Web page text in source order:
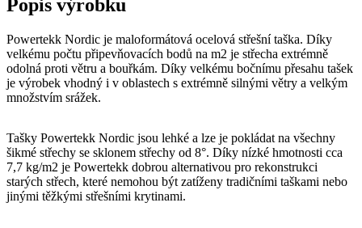
Popis výrobku
Powertekk Nordic je maloformátová ocelová střešní taška. Díky
velkému počtu připevňovacích bodů na m2 je střecha extrémně
odolná proti větru a bouřkám. Díky velkému bočnímu přesahu tašek
je výrobek vhodný i v oblastech s extrémně silnými větry a velkým
množstvím srážek.
Tašky Powertekk Nordic jsou lehké a lze je pokládat na všechny
šikmé střechy se sklonem střechy od 8°. Díky nízké hmotnosti cca
7,7 kg/m2 je Powertekk dobrou alternativou pro rekonstrukci
starých střech, které nemohou být zatíženy tradičními taškami nebo
jinými těžkými střešními krytinami.